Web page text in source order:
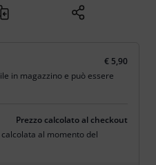
€ 5,90
in magazzino e può essere
Prezzo calcolato al checkout
al momento del